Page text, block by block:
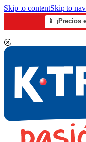
Skip to contentSkip to
📱 ¡Precios